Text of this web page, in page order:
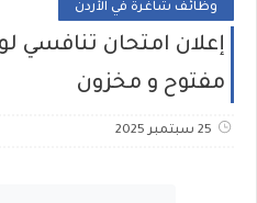
وظائف شاغرة في الأردن
إعلان امتحان تنافسي
مفتوح و مخزون
25 سبتمبر 2025